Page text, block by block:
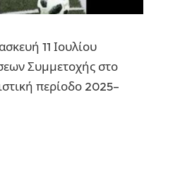
11 Ιουλίου
Συμμετοχής στο
περίοδο 2025–